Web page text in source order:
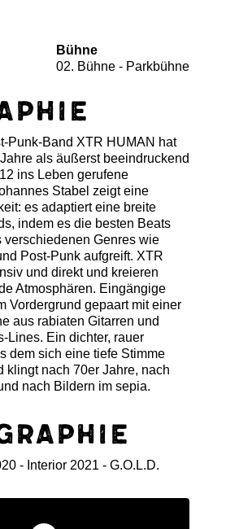
Bühne
02. Bühne - Parkbühne
Punk-Band XTR HUMAN hat
als äußerst beeindruckend
ins Leben gerufene
Stabel zeigt eine
es adaptiert eine breite
indem es die besten Beats
verschiedenen Genres wie
Post-Punk aufgreift. XTR
und direkt und kreieren
Atmosphären. Eingängige
Vordergrund gepaart mit einer
aus rabiaten Gitarren und
Lines. Ein dichter, rauer
dem sich eine tiefe Stimme
klingt nach 70er Jahre, nach
nach Bildern im sepia.
- Interior 2021 - G.O.L.D.